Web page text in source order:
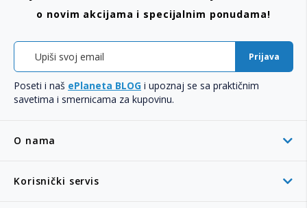
O nama
Korisnički servis
o novim akcijama i specijalnim ponudama!
Prijava
Poseti i naš ePlaneta BLOG i upoznaj se sa praktičnim
savetima i smernicama za kupovinu.